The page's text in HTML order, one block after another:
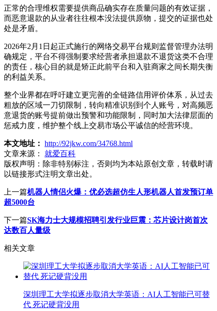
正常的合理维权需要提供商品确实存在质量问题的有效证据，
而恶意退款的从业者往往根本没法提供原物，提交的证据也处
处是矛盾。
2026年2月1日起正式施行的网络交易平台规则监督管理办法明
确规定，平台不得强制要求经营者承担退款不退货这类不合理
的责任，核心目的就是矫正此前平台和入驻商家之间长期失衡
的利益关系。
整个业界都在呼吁建立更完善的全链路信用评价体系，从过去
粗放的区域一刀切限制，转向精准识别到个人账号，对高频恶
意退货的账号提前做出预警和功能限制，同时加大法律层面的
惩戒力度，维护整个线上交易市场公平诚信的经营环境。
本文地址： http://92jkw.com/34768.html
文章来源：
就爱百科
版权声明： 除非特别标注，否则均为本站原创文章，转载时请
以链接形式注明文章出处。
上一篇机器人情侣火爆：优必选超仿生人形机器人首发预订单
超5000台
下一篇SK海力士大规模招聘引发行业巨震：芯片设计岗首次
达数百人量级
相关文章
深圳理工大学拟逐步取消大学英语：AI人工智能已可替
代 死记硬背没用